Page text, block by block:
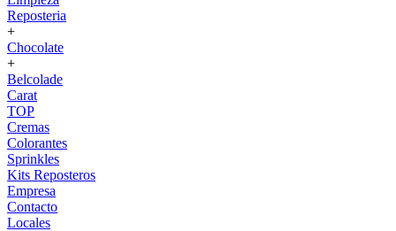
Reposteria
+
Chocolate
+
Belcolade
Carat
TOP
Cremas
Colorantes
Sprinkles
Kits Reposteros
Empresa
Contacto
Locales